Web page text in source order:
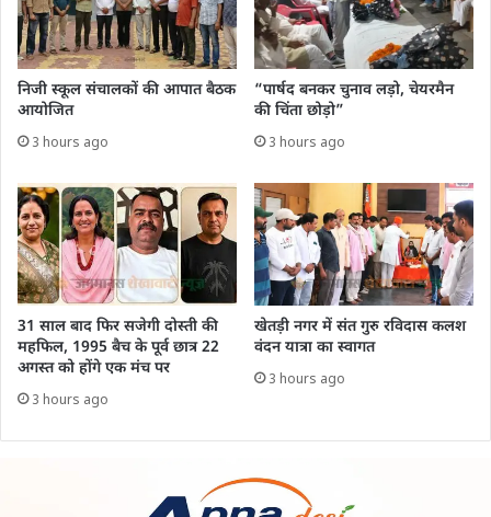
निजी स्कूल संचालकों की आपात बैठक
आयोजित
3 hours ago
“पार्षद बनकर चुनाव लड़ो, चेयरमैन
की चिंता छोड़ो”
3 hours ago
31 साल बाद फिर सजेगी दोस्ती की
महफिल, 1995 बैच के पूर्व छात्र 22
अगस्त को होंगे एक मंच पर
3 hours ago
खेतड़ी नगर में संत गुरु रविदास कलश
वंदन यात्रा का स्वागत
3 hours ago